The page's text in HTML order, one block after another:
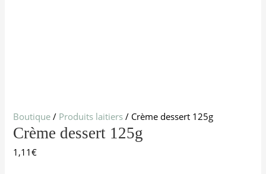
Boutique / Produits laitiers / Crème dessert 125g
Crème dessert 125g
1,11€